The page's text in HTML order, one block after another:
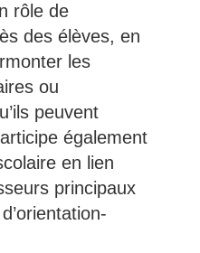
rôle de
des élèves, en
les
ou
peuvent
également
en lien
principaux